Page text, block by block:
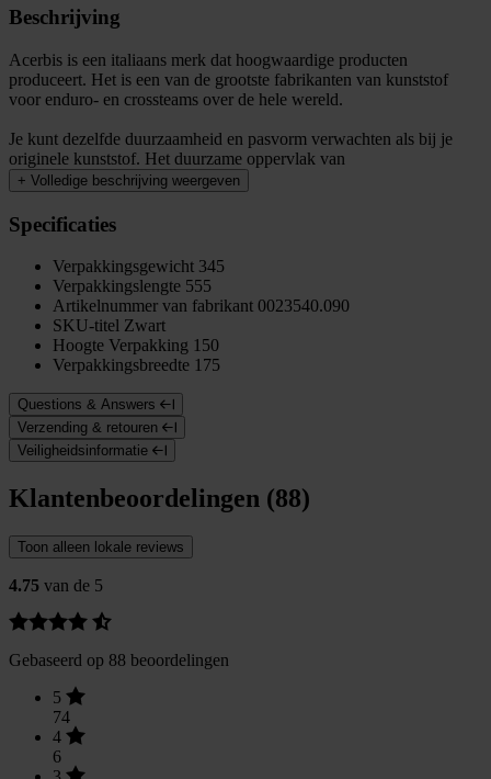
Beschrijving
Acerbis is een italiaans merk dat hoogwaardige producten
produceert. Het is een van de grootste fabrikanten van kunststof
voor enduro- en crossteams over de hele wereld.
Je kunt dezelfde duurzaamheid en pasvorm verwachten als bij je
originele kunststof. Het duurzame oppervlak van
+ Volledige beschrijving weergeven
Specificaties
Verpakkingsgewicht 345
Verpakkingslengte 555
Artikelnummer van fabrikant 0023540.090
SKU-titel Zwart
Hoogte Verpakking 150
Verpakkingsbreedte 175
Questions & Answers
Verzending & retouren
Veiligheidsinformatie
Klantenbeoordelingen (88)
Toon alleen lokale reviews
4.75 van de 5
Gebaseerd op 88 beoordelingen
5
74
4
6